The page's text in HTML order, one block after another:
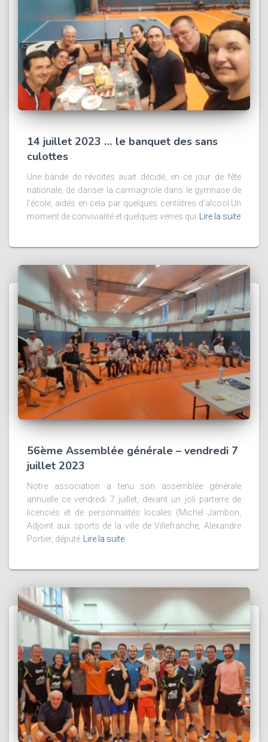
14 juillet 2023 … le banquet des sans
culottes
Une bande de révoltés avait décidé, en ce jour de fête
nationale, de danser la carmagnole dans le gymnase de
l’école, aidés en cela par quelques centilitres d’alcool.Un
moment de convivialité et quelques verres qui
Lire la suite
56ème Assemblée générale – vendredi 7
juillet 2023
Notre association a tenu son assemblée générale
annuelle ce vendredi 7 juillet, devant un joli parterre de
licenciés et de personnalités locales (Michel Jambon,
Adjoint aux sports de la ville de Villefranche, Alexandre
Portier, député Lire la suite